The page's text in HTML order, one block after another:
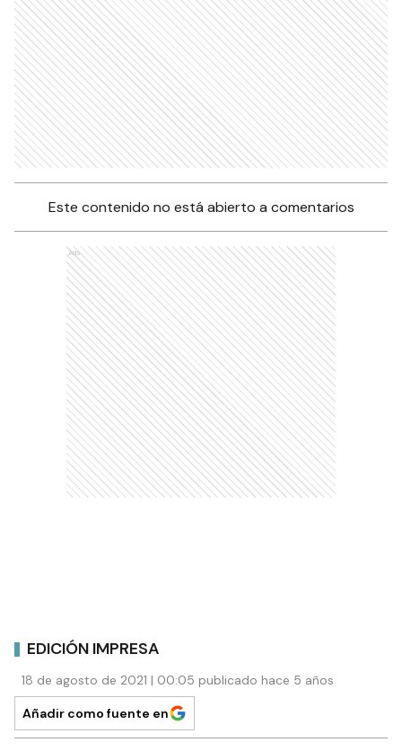
Este contenido no está abierto a comentarios
Ads
EDICIÓN IMPRESA
18 de agosto de 2021 | 00:05 publicado hace 5 años
Añadir como fuente en